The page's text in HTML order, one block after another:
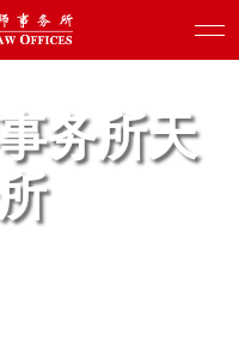
务所天